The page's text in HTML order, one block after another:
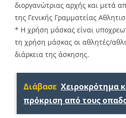
διοργανώτριας αρχής και μετά
της Γενικής Γραμματείας
* Η χρήση μάσκας είναι
τη χρήση μάσκας οι αθλητές/
διάρκεια της άσκησης.
Διάβασε Χειροκρότημα
πρόκριση από τους